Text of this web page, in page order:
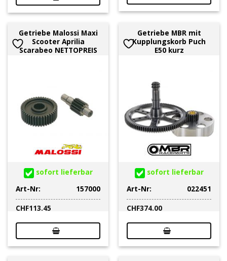
Getriebe Malossi Maxi
Scooter Aprilia
Scarabeo NETTOPREIS
sofort lieferbar
Art-Nr:
157000
CHF113.45
Getriebe MBR mit
Kupplungskorb Puch
E50 kurz
sofort lieferbar
Art-Nr:
022451
CHF374.00